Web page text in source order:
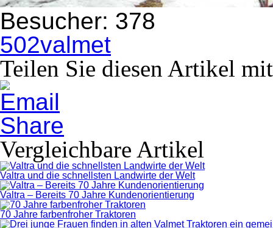
Besucher: 378
502valmet
Teilen Sie diesen Artikel
Vergleichbare Artikel
Valtra und die schnellsten Landwirte der Welt
Valtra – Bereits 70 Jahre Kundenorientierung
70 Jahre farbenfroher Traktoren